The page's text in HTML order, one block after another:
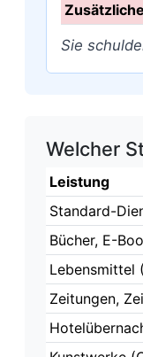
Sie
Welcher
Leistung
Standard-
Bücher, E-
Lebensmittel
Zeitungen,